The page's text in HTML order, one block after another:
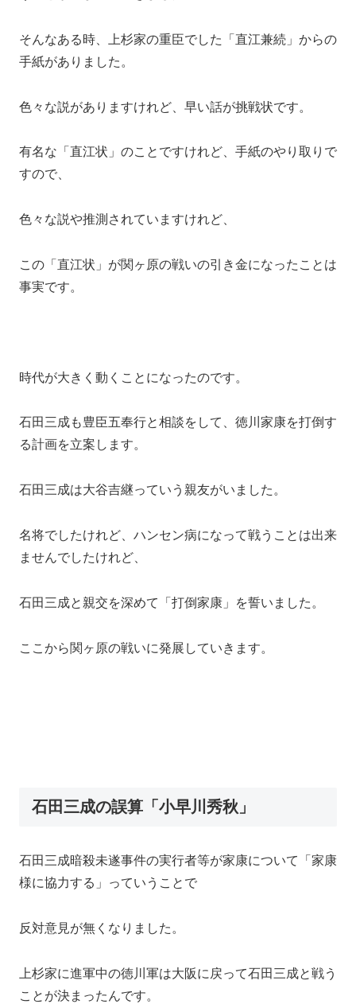
そんなある時、上杉家の重臣でした「直江兼続」からの
手紙がありました。
色々な説がありますけれど、早い話が挑戦状です。
有名な「直江状」のことですけれど、手紙のやり取りで
すので、
色々な説や推測されていますけれど、
この「直江状」が関ヶ原の戦いの引き金になったことは
事実です。
時代が大きく動くことになったのです。
石田三成も豊臣五奉行と相談をして、徳川家康を打倒す
る計画を立案します。
石田三成は大谷吉継っていう親友がいました。
名将でしたけれど、ハンセン病になって戦うことは出来
ませんでしたけれど、
石田三成と親交を深めて「打倒家康」を誓いました。
ここから関ヶ原の戦いに発展していきます。
石田三成の誤算「小早川秀秋」
石田三成暗殺未遂事件の実行者等が家康について「家康
様に協力する」っていうことで
反対意見が無くなりました。
上杉家に進軍中の徳川軍は大阪に戻って石田三成と戦う
ことが決まったんです。